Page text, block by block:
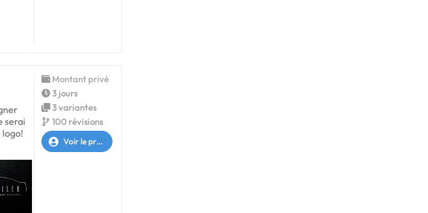
serai
logo!
Montant privé
3 jours
3 variantes
100 révisions
Voir le profil